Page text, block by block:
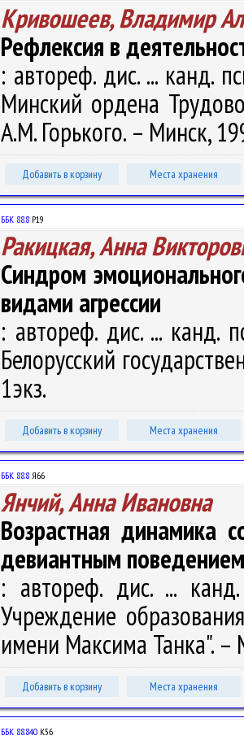
Кривошеев, Владимир
Рефлексия в
: автореф. дис. ... канд.
Минский ордена
А.М. Горького. – Минск,
Добавить в корзину Места хранения
ББК 88.8 Р19
Ракицкая, Анна
Синдром
видами агрессии
: автореф. дис. ... канд.
Белорусский
1экз.
Добавить в корзину Места хранения
ББК 88.8 Я66
Янчий, Анна Ивановна
Возрастная динамика
девиантным поведением
: автореф. дис. ...
Учреждение
имени Максима Танка". –
Добавить в корзину Места хранения
ББК 88.840 К56